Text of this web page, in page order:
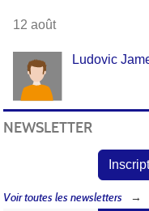
12 août
Ludovic
NEWSLETTER
Voir toutes les newsletters